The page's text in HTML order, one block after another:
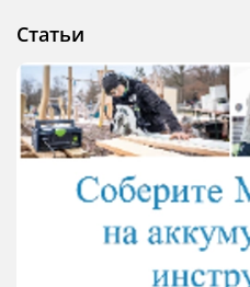
Статьи